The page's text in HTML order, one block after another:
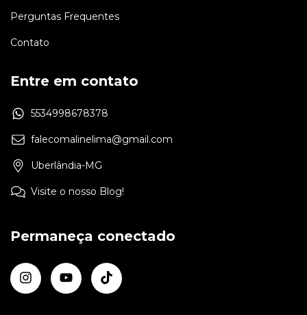
Perguntas Frequentes
Contato
Entre em contato
5534998678378
falecomalinelima@gmail.com
Uberlândia-MG
Visite o nosso Blog!
Permaneça conectado